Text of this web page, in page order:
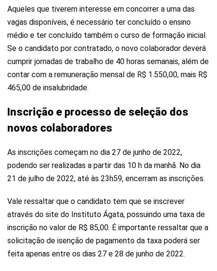
Aqueles que tiverem interesse em concorrer a uma das
vagas disponíveis, é necessário ter concluído o ensino
médio e ter concluído também o curso de formação inicial.
Se o candidato por contratado, o novo colaborador deverá
cumprir jornadas de trabalho de 40 horas semanais, além de
contar com a remuneração mensal de R$ 1.550,00, mais R$
465,00 de insalubridade.
Inscrição e processo de seleção dos
novos colaboradores
As inscrições começam no dia 27 de junho de 2022,
podendo ser realizadas a partir das 10 h da manhã. No dia
21 de julho de 2022, até às 23h59, encerram as inscrições.
Vale ressaltar que o candidato tem que se inscrever
através do site do Instituto Ágata, possuindo uma taxa de
inscrição no valor de R$ 85,00. É importante ressaltar que a
solicitação de isenção de pagamento da taxa poderá ser
feita apenas entre os dias 27 e 28 de junho de 2022.